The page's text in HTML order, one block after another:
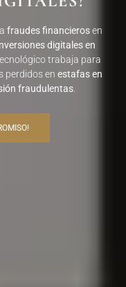
fraudes financierosen
digitales en
trabaja para
perdidos en estafas en
fraudulentas.